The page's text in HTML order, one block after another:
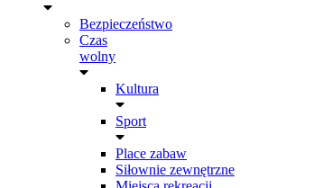
Bezpieczeństwo
Czas
wolny
Kultura
Sport
Place zabaw
Siłownie zewnętrzne